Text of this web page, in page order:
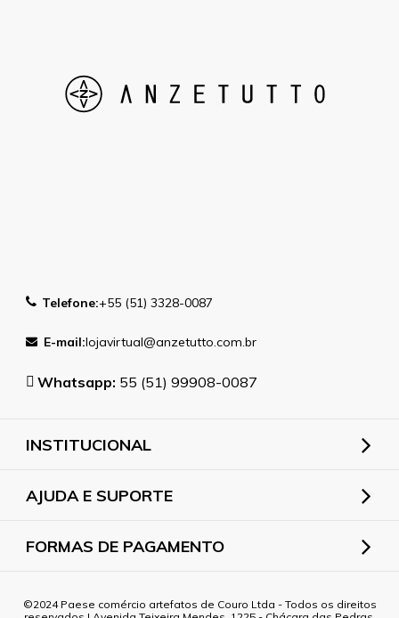
Telefone:+55 (51) 3328-0087
E-mail:lojavirtual@anzetutto.com.br
Whatsapp: 55 (51) 99908-0087
INSTITUCIONAL
AJUDA E SUPORTE
FORMAS DE PAGAMENTO
2024 Paese comércio artefatos de Couro Ltda - Todos os direitos